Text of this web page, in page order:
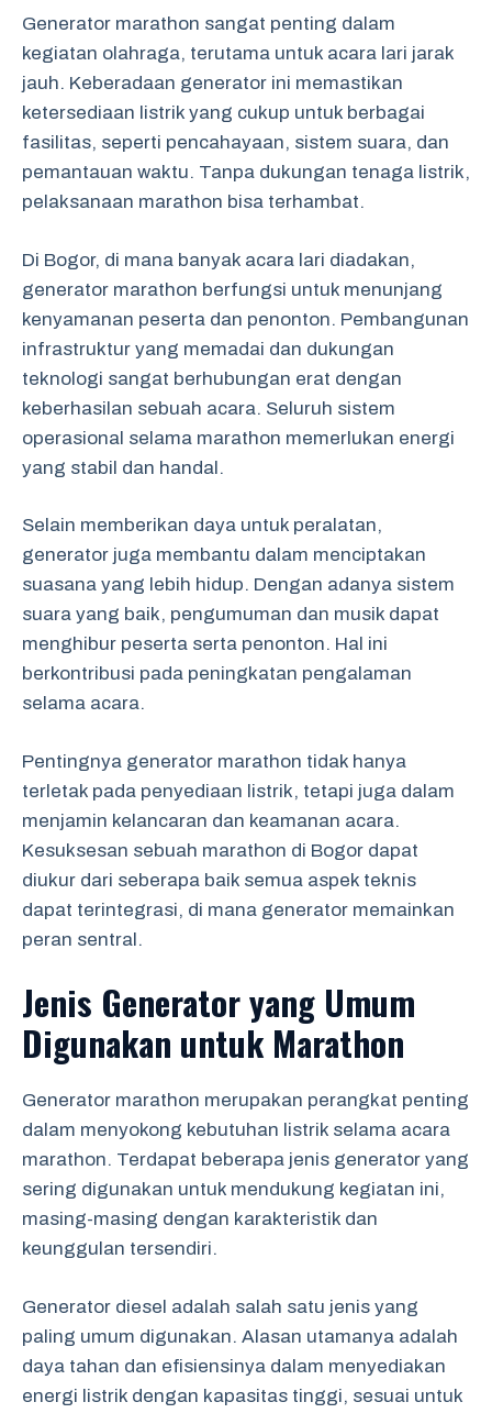
Generator marathon sangat penting dalam
kegiatan olahraga, terutama untuk acara lari jarak
jauh. Keberadaan generator ini memastikan
ketersediaan listrik yang cukup untuk berbagai
fasilitas, seperti pencahayaan, sistem suara, dan
pemantauan waktu. Tanpa dukungan tenaga listrik,
pelaksanaan marathon bisa terhambat.
Di Bogor, di mana banyak acara lari diadakan,
generator marathon berfungsi untuk menunjang
kenyamanan peserta dan penonton. Pembangunan
infrastruktur yang memadai dan dukungan
teknologi sangat berhubungan erat dengan
keberhasilan sebuah acara. Seluruh sistem
operasional selama marathon memerlukan energi
yang stabil dan handal.
Selain memberikan daya untuk peralatan,
generator juga membantu dalam menciptakan
suasana yang lebih hidup. Dengan adanya sistem
suara yang baik, pengumuman dan musik dapat
menghibur peserta serta penonton. Hal ini
berkontribusi pada peningkatan pengalaman
selama acara.
Pentingnya generator marathon tidak hanya
terletak pada penyediaan listrik, tetapi juga dalam
menjamin kelancaran dan keamanan acara.
Kesuksesan sebuah marathon di Bogor dapat
diukur dari seberapa baik semua aspek teknis
dapat terintegrasi, di mana generator memainkan
peran sentral.
Jenis Generator yang Umum
Digunakan untuk Marathon
Generator marathon merupakan perangkat penting
dalam menyokong kebutuhan listrik selama acara
marathon. Terdapat beberapa jenis generator yang
sering digunakan untuk mendukung kegiatan ini,
masing-masing dengan karakteristik dan
keunggulan tersendiri.
Generator diesel adalah salah satu jenis yang
paling umum digunakan. Alasan utamanya adalah
daya tahan dan efisiensinya dalam menyediakan
energi listrik dengan kapasitas tinggi, sesuai untuk